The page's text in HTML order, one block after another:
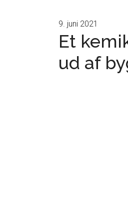
9. juni 2021
Et
ud af